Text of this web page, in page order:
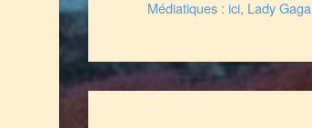
Médiatiques : ici, Lady Gaga